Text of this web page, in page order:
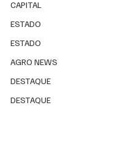
CAPITAL
ESTADO
ESTADO
AGRO NEWS
DESTAQUE
DESTAQUE